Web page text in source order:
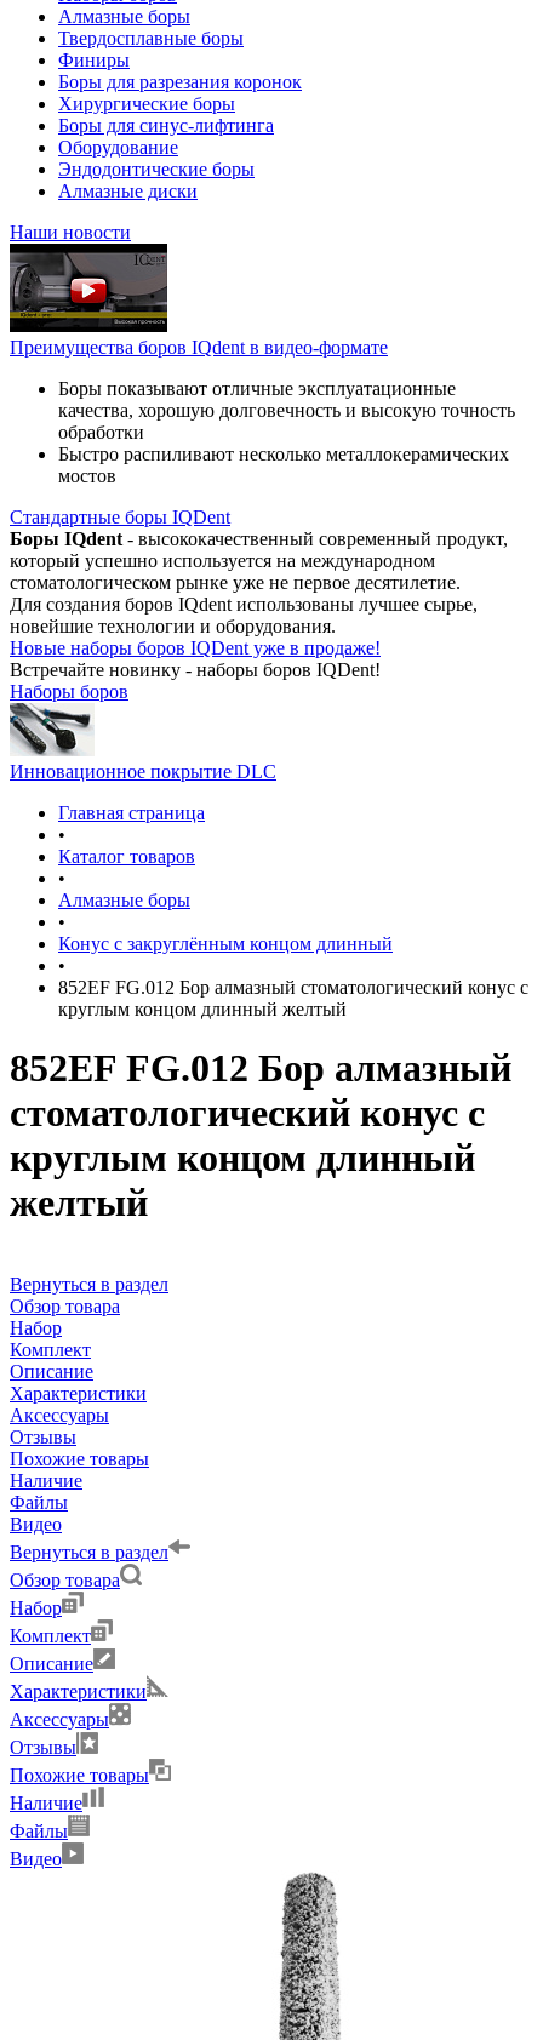
Алмазные боры
Твердосплавные боры
Финиры
Боры для разрезания коронок
Хирургические боры
Боры для синус-лифтинга
Оборудование
Эндодонтические боры
Алмазные диски
Наши новости
Преимущества боров IQdent в видео-формате
Боры показывают отличные эксплуатационные
качества, хорошую долговечность и высокую точность
обработки
Быстро распиливают несколько металлокерамических
мостов
Стандартные боры IQDent
Боры IQdent - высококачественный современный продукт,
который успешно используется на международном
стоматологическом рынке уже не первое десятилетие.
Для создания боров IQdent использованы лучшее сырье,
новейшие технологии и оборудования.
Новые наборы боров IQDent уже в продаже!
Встречайте новинку - наборы боров IQDent!
Наборы боров
Инновационное покрытие DLC
Главная страница
•
Каталог товаров
•
Алмазные боры
•
Конус с закруглённым концом длинный
•
852EF FG.012 Бор алмазный стоматологический конус с
круглым концом длинный желтый
852EF FG.012 Бор алмазный
стоматологический конус с
круглым концом длинный
желтый
Вернуться в раздел
Обзор товара
Набор
Комплект
Описание
Характеристики
Аксессуары
Отзывы
Похожие товары
Наличие
Файлы
Видео
Вернуться в раздел
Обзор товара
Набор
Комплект
Описание
Характеристики
Аксессуары
Отзывы
Похожие товары
Наличие
Файлы
Видео